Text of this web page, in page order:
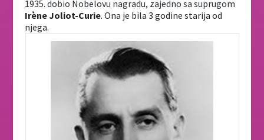
Irène Joliot-Curie.Ona je bila 3 godine starija od
njega.